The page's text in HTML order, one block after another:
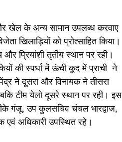
और खेल के अन्य सामान उपलब्ध करवाए
खिलाड़ियों को प्रोत्साहित किया।
और प्रियांशी तृतीय स्थान पर रही।
की स्पर्धा में ऊंची कूद में प्राची ने
ने दूसरा और विनायक ने तीसरा
टीम येलो दूसरे स्थान पर रही। इस
गंजू, उप कुलसचिव चंचल भारद्वाज,
एवं अधिकारी उपस्थित रहे।